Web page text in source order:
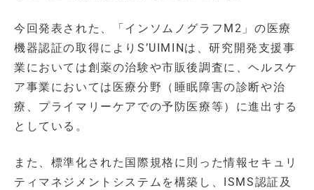
今回発表された、「インソムノグラフM2」の医療
機器認証の取得によりS’UIMINは、研究開発支援事
業においては創薬の治験や市販後調査に、ヘルスケ
ア事業においては医療分野（睡眠障害の診断や治
療、プライマリーケアでの予防医療等）に進出する
としている。
また、標準化された国際規格に則った情報セキュリ
ティマネジメントシステムを構築し、ISMS認証及